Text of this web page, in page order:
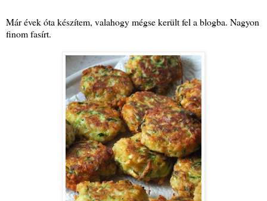
Már évek óta készítem, valahogy mégse került fel a blogba. Nagyon
finom fasírt.